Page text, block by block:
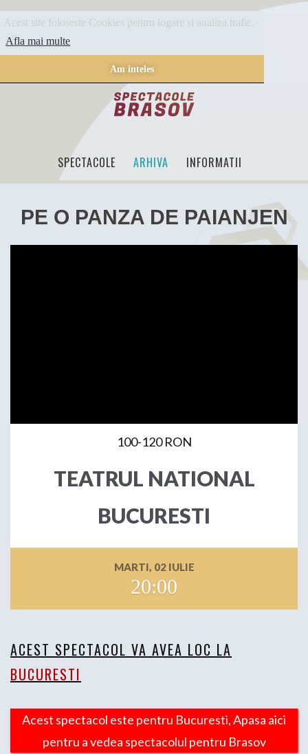
Acest site foloseste Cookies pentru logare si analiza trafic.
Afla mai multe
Am inteles
SPECTACOLE ARHIVA INFORMATII
PE O PANZA DE PAIANJEN
100-120 RON
TEATRUL NATIONAL
BUCURESTI
MARTI, 02 IULIE
20:00
ACEST SPECTACOL VA AVEA LOC LA
BUCURESTI
Acest spectacol este pentru Bucuresti, Apasa aici
pentru a vedea spectacolul pentru Brasov